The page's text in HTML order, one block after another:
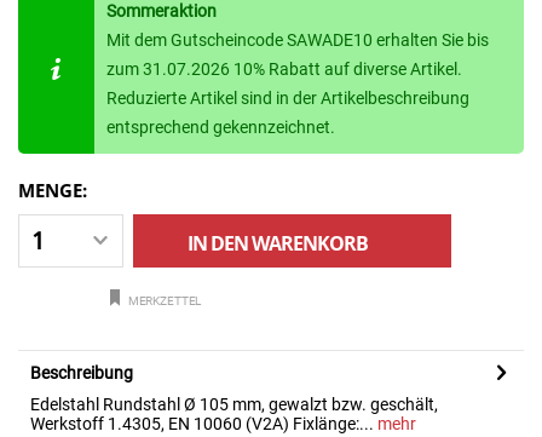
Sommeraktion
Mit dem Gutscheincode SAWADE10 erhalten Sie bis
zum 31.07.2026 10% Rabatt auf diverse Artikel.
Reduzierte Artikel sind in der Artikelbeschreibung
entsprechend gekennzeichnet.
MENGE:
IN DENWARENKORB
MERKZETTEL
Beschreibung
Edelstahl Rundstahl Ø 105 mm, gewalzt bzw. geschält,
Werkstoff 1.4305, EN 10060 (V2A) Fixlänge:... mehr